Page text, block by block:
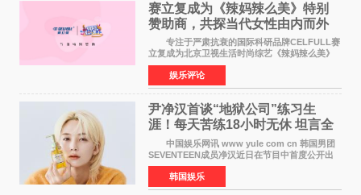
赛立复成为《辣妈辣么美》特别
赞助商，共探当代女性由内而外
活力美
专注于严肃抗衰的国际科研品牌CELFULL赛
立复成为北京卫视生活时尚综艺《辣妈辣么美》
的特别赞助商,明星辣妈袁咏仪倾情参与，向广大
都市女性传递健康生活新主张，寄语当代女性在
家庭与自我之间
娱乐评论
尹净汉首谈“地狱公司”练习生
涯！每天苦练18小时无休 坦言全
靠成员撑过来
中国娱乐网讯 www yule com cn 韩国男团
SEVENTEEN成员净汉近日在节目中首度公开出
道前的残酷练习生经历，并提及经纪公司Pledis
娱乐，引发广泛关注。 在8月2日播出的日本
TBS综艺节目《周
韩国娱乐